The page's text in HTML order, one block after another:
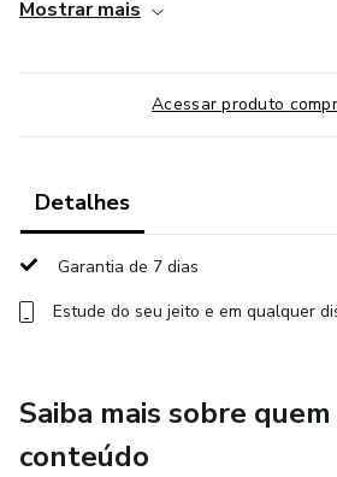
além.
Sem termos difíceis.
Sem promessas mágicas.
• Sua vida parece parada
• Repete histórias que prometeu
Mostrar mais
Acessar produto
Detalhes
Garantia de 7 dias
Estude do seu jeito e em qualquer
Saiba mais sobre
conteúdo